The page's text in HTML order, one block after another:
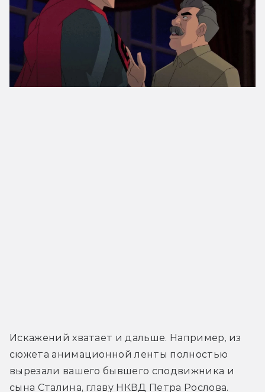
Искажений хватает и дальше. Например, из
сюжета анимационной ленты полностью
вырезали вашего бывшего сподвижника и
сына Сталина, главу НКВД Петра Рослова.